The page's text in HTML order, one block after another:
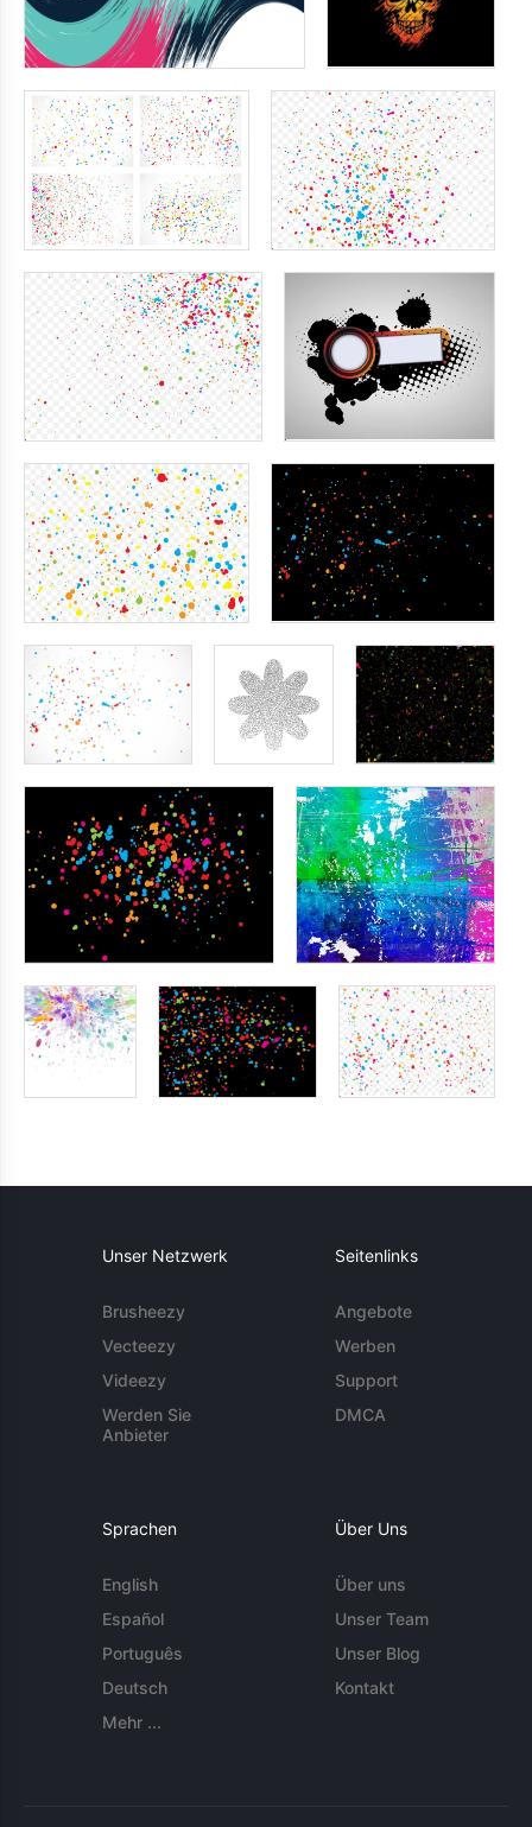
Unser Netzwerk
Brusheezy
Vecteezy
Videezy
Werden Sie
Anbieter
Seitenlinks
Angebote
Werben
Support
DMCA
Sprachen
English
Español
Português
Deutsch
Mehr ...
Über Uns
Über uns
Unser Team
Unser Blog
Kontakt